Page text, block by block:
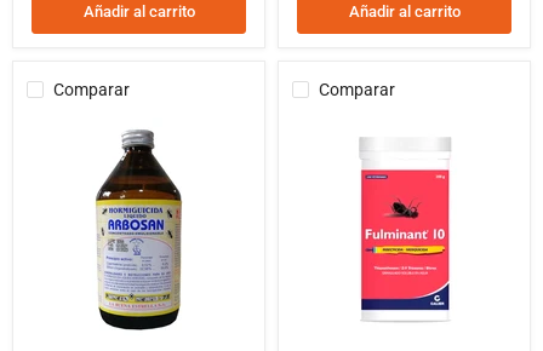
Añadir al carrito Añadir al carrito
Comparar Comparar